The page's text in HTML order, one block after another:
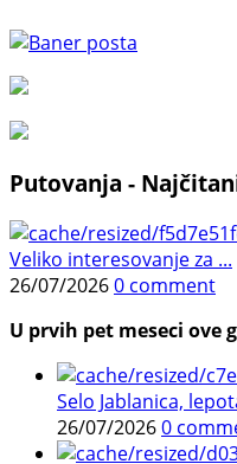
Putovanja -
Veliko interesovanje za ...
26/07/20260 comment
U prvih pet meseci ove
Selo Jablanica,
26/07/20260